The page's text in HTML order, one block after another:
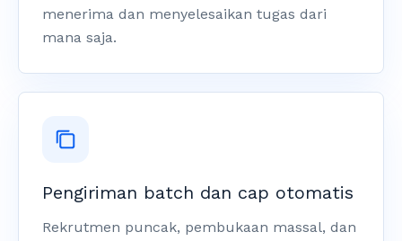
menerima dan menyelesaikan tugas dari
mana saja.
Pengiriman batch dan cap otomatis
Rekrutmen puncak, pembukaan massal, dan